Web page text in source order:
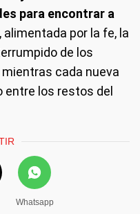
para encontrar a
alimentada por la fe, la
de los
cada nueva
entre los restos del
Whatsapp